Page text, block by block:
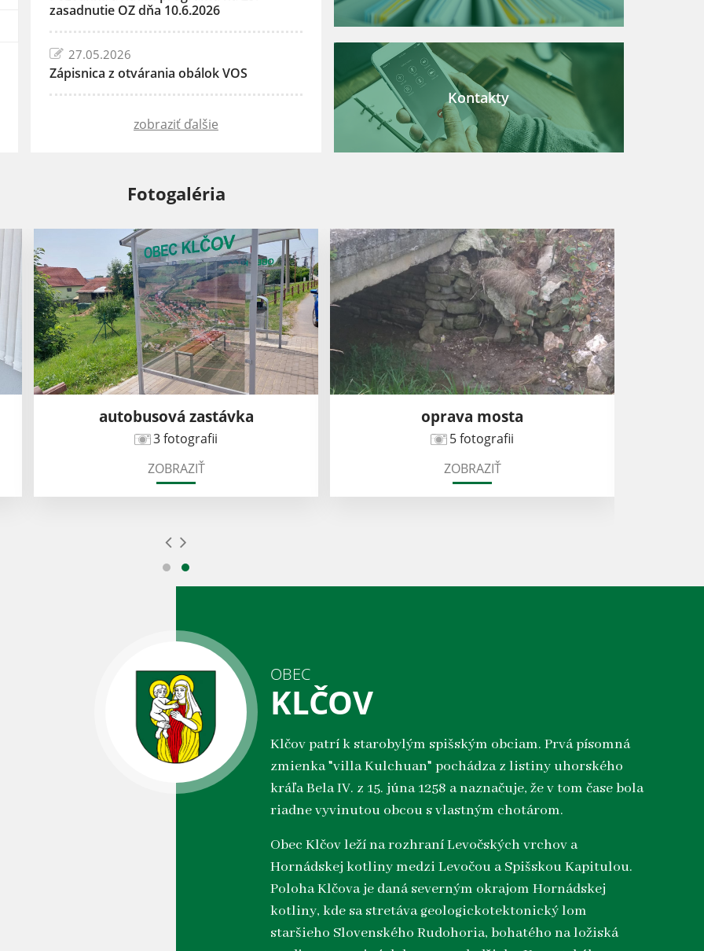
zasadnutie OZ dňa 10.6.2026
27.05.2026
Zápisnica z otvárania obálok VOS
zobraziť ďalšie
Kontakty
Fotogaléria
autobusová zastávka
3 fotografii
ZOBRAZIŤ
oprava mosta
5 fotografii
ZOBRAZIŤ
OBEC
KLČOV
Klčov patrí k starobylým spišským obciam. Prvá písomná
zmienka "villa Kulchuan" pochádza z listiny uhorského
kráľa Bela IV. z 15. júna 1258 a naznačuje, že v tom čase bola
riadne vyvinutou obcou s vlastným chotárom.
Obec Klčov leží na rozhraní Levočských vrchov a
Hornádskej kotliny medzi Levočou a Spišskou Kapitulou.
Poloha Klčova je daná severným okrajom Hornádskej
kotliny, kde sa stretáva geologickotektonický lom
staršieho Slovenského Rudohoria, bohatého na ložiská